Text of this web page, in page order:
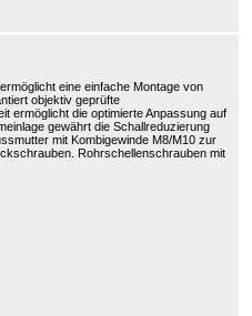
eine einfache Montage von
objektiv geprüfte
ermöglicht die optimierte Anpassung auf
gewährt die Schallreduzierung
mit Kombigewinde M8/M10 zur
Rohrschellenschrauben mit